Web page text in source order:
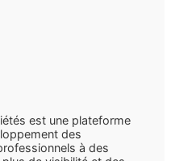
est une plateforme
des
à des